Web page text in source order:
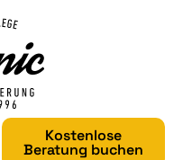
Kostenlose
Beratung buchen